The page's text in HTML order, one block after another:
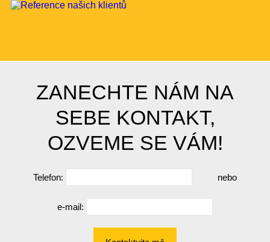
ZANECHTE NÁM NA
SEBE KONTAKT,
OZVEME SE VÁM!
Telefon: nebo
e-mail: